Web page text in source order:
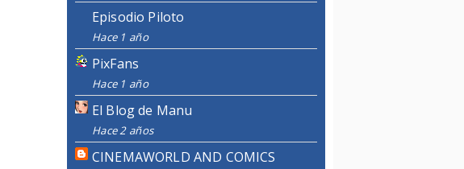
Episodio Piloto
Hace 1 año
PixFans
Hace 1 año
El Blog de Manu
Hace 2 años
CINEMAWORLD AND COMICS